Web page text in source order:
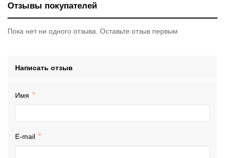
Отзывы покупателей
Пока нет ни одного отзыва. Оставьте отзыв первым
Написать отзыв
Имя
E-mail